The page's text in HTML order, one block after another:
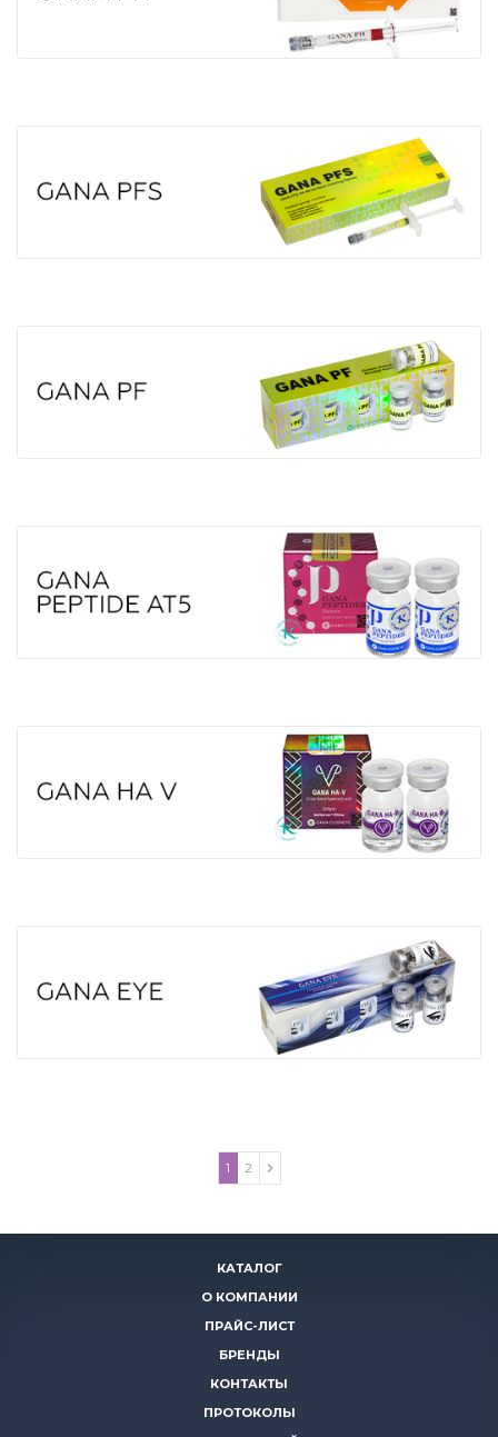
1 2
КАТАЛОГ
О КОМПАНИИ
ПРАЙС-ЛИСТ
БРЕНДЫ
КОНТАКТЫ
ПРОТОКОЛЫ